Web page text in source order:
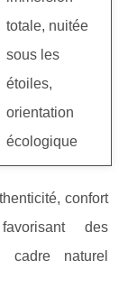
totale, nuitée
sous les
étoiles,
orientation
écologique
confort
des
cadre naturel